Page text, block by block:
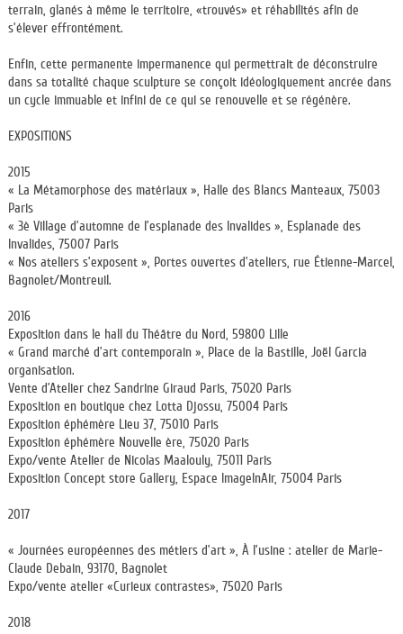
terrain, glanés à même le territoire, «trouvés» et réhabilités afin de
s’élever effrontément.
Enfin, cette permanente impermanence qui permettrait de déconstruire
dans sa totalité chaque sculpture se conçoit idéologiquement ancrée dans
un cycle immuable et infini de ce qui se renouvelle et se régénère.
EXPOSITIONS
2015
« La Métamorphose des matériaux », Halle des Blancs Manteaux, 75003
Paris
« 3è Village d’automne de l’esplanade des Invalides », Esplanade des
Invalides, 75007 Paris
« Nos ateliers s’exposent », Portes ouvertes d’ateliers, rue Étienne-Marcel,
Bagnolet/Montreuil.
2016
Exposition dans le hall du Théâtre du Nord, 59800 Lille
« Grand marché d’art contemporain », Place de la Bastille, Joël Garcia
organisation.
Vente d’Atelier chez Sandrine Giraud Paris, 75020 Paris
Exposition en boutique chez Lotta Djossu, 75004 Paris
Exposition éphémère Lieu 37, 75010 Paris
Exposition éphémère Nouvelle ère, 75020 Paris
Expo/vente Atelier de Nicolas Maalouly, 75011 Paris
Exposition Concept store Gallery, Espace ImageInAir, 75004 Paris
2017
« Journées européennes des métiers d’art », À l’usine : atelier de Marie-
Claude Debain, 93170, Bagnolet
Expo/vente atelier «Curieux contrastes», 75020 Paris
2018